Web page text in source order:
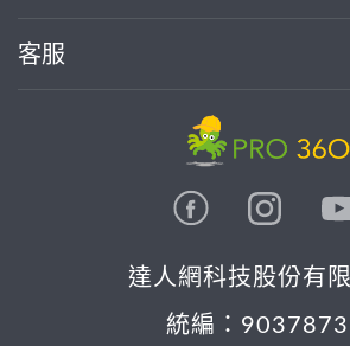
客服
達人網科技股份有
統編：